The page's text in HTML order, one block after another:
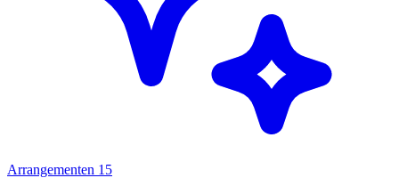
Arrangementen 15